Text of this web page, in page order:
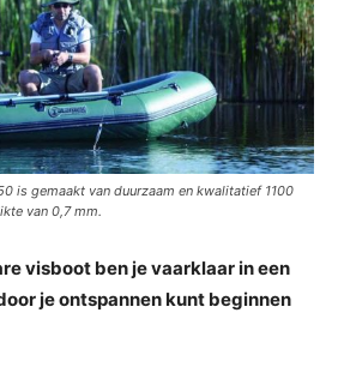
is gemaakt van duurzaam en kwalitatief 1100
van 0,7 mm.
visboot ben je vaarklaar in een
je ontspannen kunt beginnen